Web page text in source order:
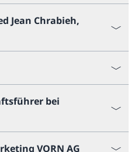
Jean Chrabieh,
bei
VORN AG